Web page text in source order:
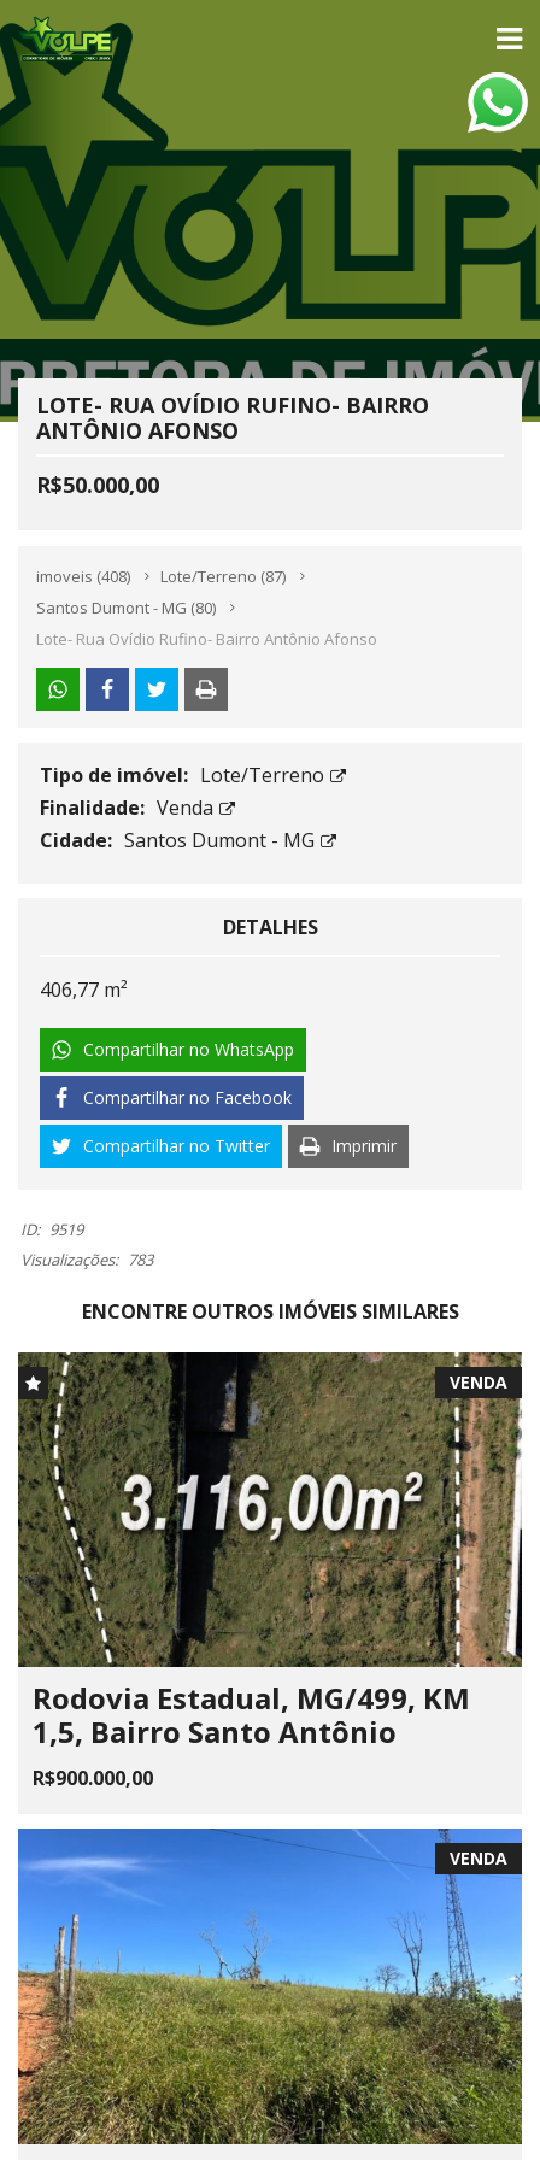
LOTE- RUA OVÍDIO RUFINO- BAIRRO
ANTÔNIO AFONSO
R$50.000,00
imoveis (408) Lote/Terreno (87)
Santos Dumont - MG (80)
Lote- Rua Ovídio Rufino- Bairro Antônio Afonso
Tipo de imóvel: Lote/Terreno
Finalidade: Venda
Cidade: Santos Dumont - MG
DETALHES
406,77 m²
Compartilhar no WhatsApp
Compartilhar no Facebook
Compartilhar no Twitter Imprimir
ID: 9519
Visualizações: 783
ENCONTRE OUTROS IMÓVEIS SIMILARES
VENDA
Rodovia Estadual, MG/499, KM
1,5, Bairro Santo Antônio
R$900.000,00
VENDA